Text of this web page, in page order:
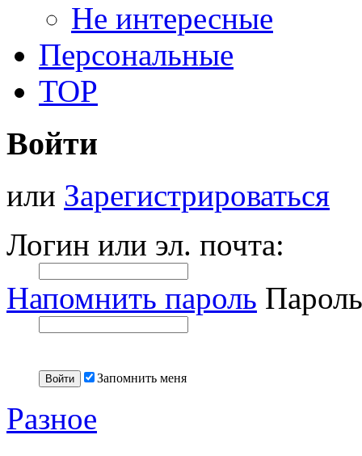
Не интересные
Персональные
TOP
Войти
или Зарегистрироваться
Логин или эл. почта:
Напомнить пароль
Запомнить меня
Разное